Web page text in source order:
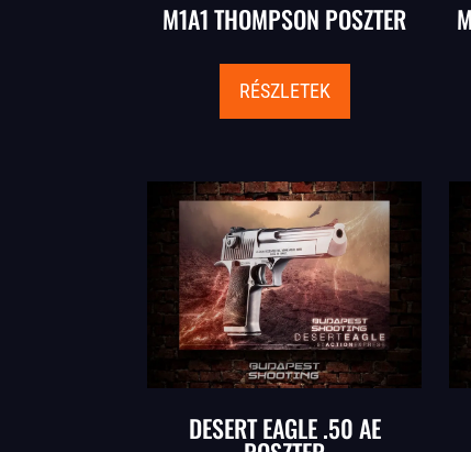
M1A1 THOMPSON POSZTER
RÉSZLETEK
DESERT EAGLE .50 AE